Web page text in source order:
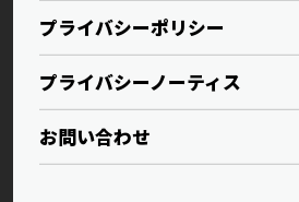
プライバシーポリシー
プライバシーノーティス
お問い合わせ